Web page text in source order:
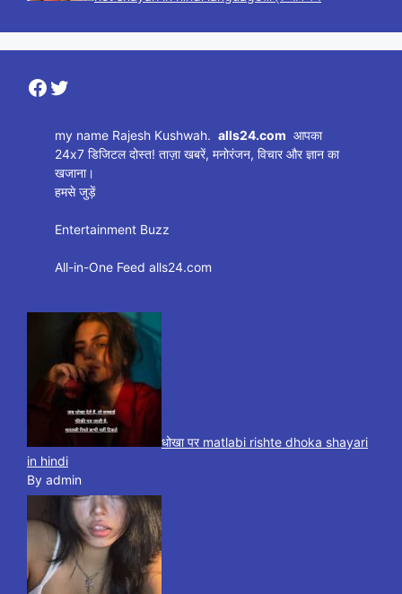
Facebook
Twitter
my name Rajesh Kushwah.alls24.com आपका
24x7 डिजिटल दोस्त! ताज़ा खबरें, मनोरंजन, विचार और ज्ञान का
खजाना।
हमसे जुड़ें
Entertainment Buzz
All-in-One Feed alls24.com
धोखा पर matlabi rishte dhoka shayari
in hindi
By admin